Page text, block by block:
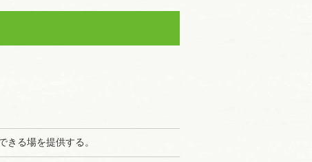
きる場を提供する。